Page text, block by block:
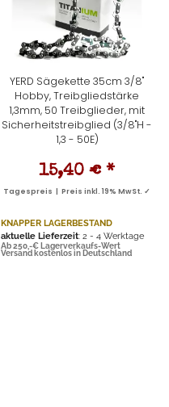
YERD Sägekette 35cm 3/8"
Hobby, Treibgliedstärke
1,3mm, 50 Treibglieder, mit
Sicherheitstreibglied (3/8"H -
1,3 - 50E)
15,40 € *
Tagespreis | Preis inkl. 19% MwSt. ✓
KNAPPER LAGERBESTAND
aktuelle Lieferzeit: 2 - 4 Werktage
Ab 250,-€ Lagerverkaufs-Wert
Versand kostenlos in Deutschland